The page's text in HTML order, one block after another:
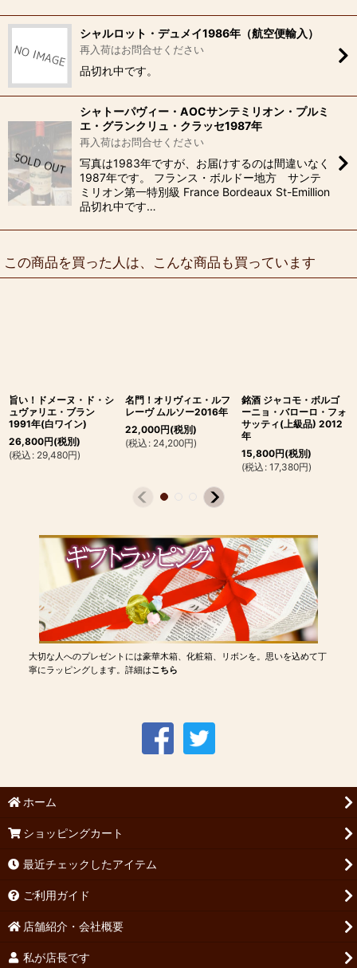
シャルロット・デュメイ1986年（航空便輸入）
再入荷はお問合せください
品切れ中です。
シャトーパヴィー・AOCサンテミリオン・プルミ
エ・グランクリュ・クラッセ1987年
再入荷はお問合せください
写真は1983年ですが、お届けするのは間違いなく
1987年です。 フランス・ボルドー地方 サンテ
ミリオン第一特別級 France Bordeaux St-Emillion
品切れ中です…
この商品を買った人は、こんな商品も買っています
旨い！ドメーヌ・ド・シ
ュヴァリエ・ブラン
1991年(白ワイン)
26,800円(税別)
(税込 : 29,480円)
名門！オリヴィエ・ルフ
レーヴ ムルソー2016年
22,000円(税別)
(税込 : 24,200円)
銘酒 ジャコモ・ボルゴ
ーニョ・バローロ・フォ
サッティ(上級品) 2012
年
15,800円(税別)
(税込 : 17,380円)
大切な人へのプレゼントには豪華木箱、化粧箱、リボンを。思いを込めて丁
寧にラッピングします。詳細はこちら
ホーム
ショッピングカート
最近チェックしたアイテム
ご利用ガイド
店舗紹介・会社概要
私が店長です